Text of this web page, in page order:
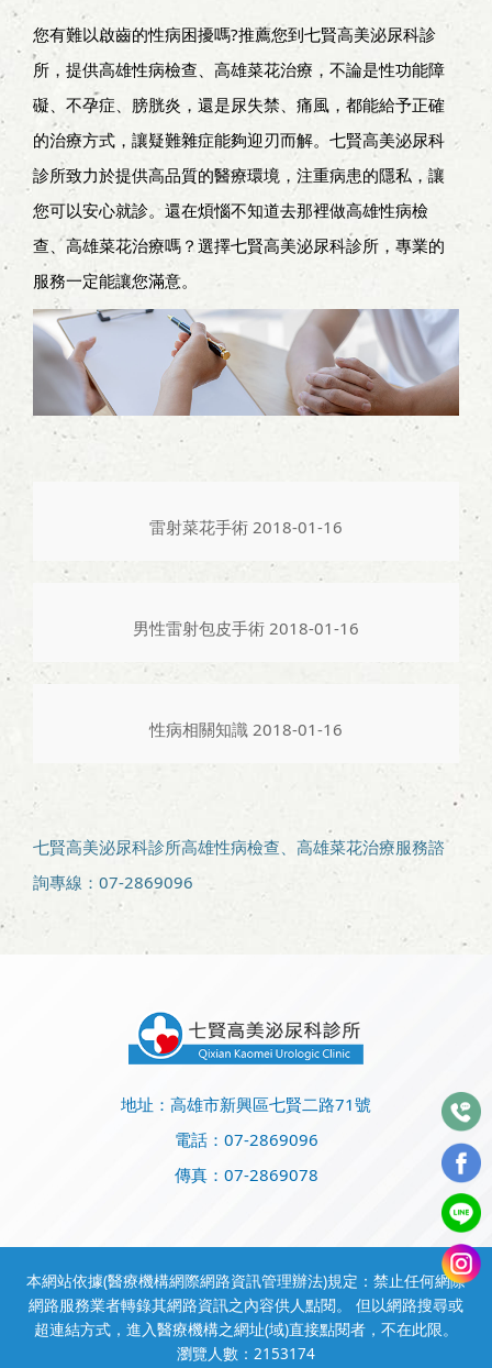
您有難以啟齒的性病困擾嗎?推薦您到七賢高美泌尿科診
所，提供高雄性病檢查、高雄菜花治療，不論是性功能障
礙、不孕症、膀胱炎，還是尿失禁、痛風，都能給予正確
的治療方式，讓疑難雜症能夠迎刃而解。七賢高美泌尿科
診所致力於提供高品質的醫療環境，注重病患的隱私，讓
您可以安心就診。還在煩惱不知道去那裡做高雄性病檢
查、高雄菜花治療嗎？選擇七賢高美泌尿科診所，專業的
服務一定能讓您滿意。
雷射菜花手術 2018-01-16
男性雷射包皮手術 2018-01-16
性病相關知識 2018-01-16
七賢高美泌尿科診所高雄性病檢查、高雄菜花治療服務諮
詢專線：07-2869096
地址：高雄市新興區七賢二路71號
電話： 07-2869096
傳真：07-2869078
本網站依據(醫療機構網際網路資訊管理辦法)規定：禁止任何網際
網路服務業者轉錄其網路資訊之內容供人點閱。 但以網路搜尋或
超連結方式，進入醫療機構之網址(域)直接點閱者，不在此限。
瀏覽人數：2153174